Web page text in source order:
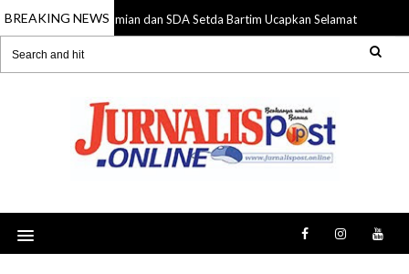
BREAKING NEWS
2026 Bag. Perekonomian dan SDA Setda Bartim Ucapkan Selamat Harjad